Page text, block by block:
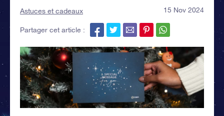
Astuces et cadeaux 15 Nov 2024
Partager cet article :